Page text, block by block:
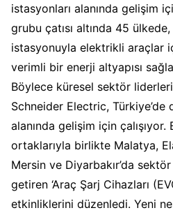
istasyonları alanında gelişim
grubu çatısı altında 45
istasyonuyla elektrikli araçlar
verimli bir enerji altyapısı
Böylece küresel sektör
Schneider Electric, Türkiye’de
alanında gelişim için
ortaklarıyla birlikte Malatya,
Mersin ve Diyarbakır’da
getiren ‘Araç Şarj Cihazları
etkinliklerini düzenledi. Yeni